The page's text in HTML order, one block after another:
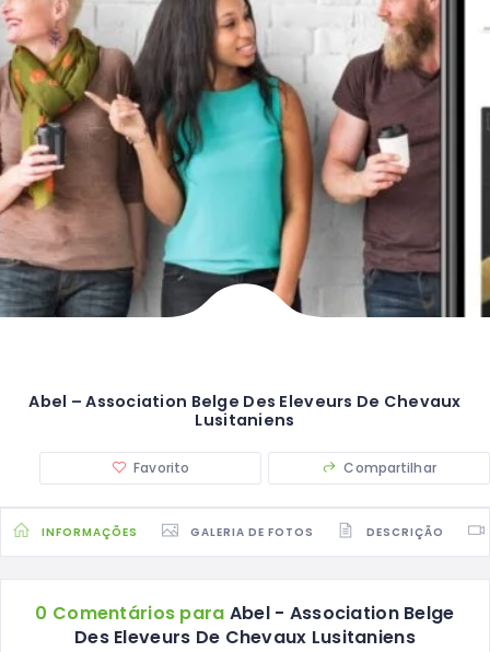
Abel – Association Belge Des Eleveurs De Chevaux
Lusitaniens
Favorito Compartilhar
INFORMAÇÕES GALERIA DE FOTOS DESCRIÇÃO
0 Comentários para Abel - Association Belge
Des Eleveurs De Chevaux Lusitaniens